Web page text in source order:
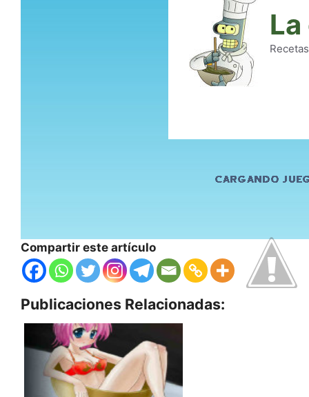
Compartir este artículo
Publicaciones Relacionadas: